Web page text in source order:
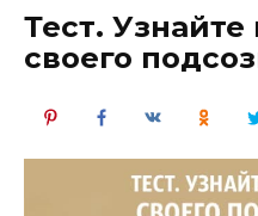
Тест.
своего